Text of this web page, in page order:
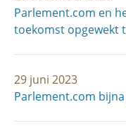
Parlement.com en
toekomst opgewekt
29 juni 2023
Parlement.com